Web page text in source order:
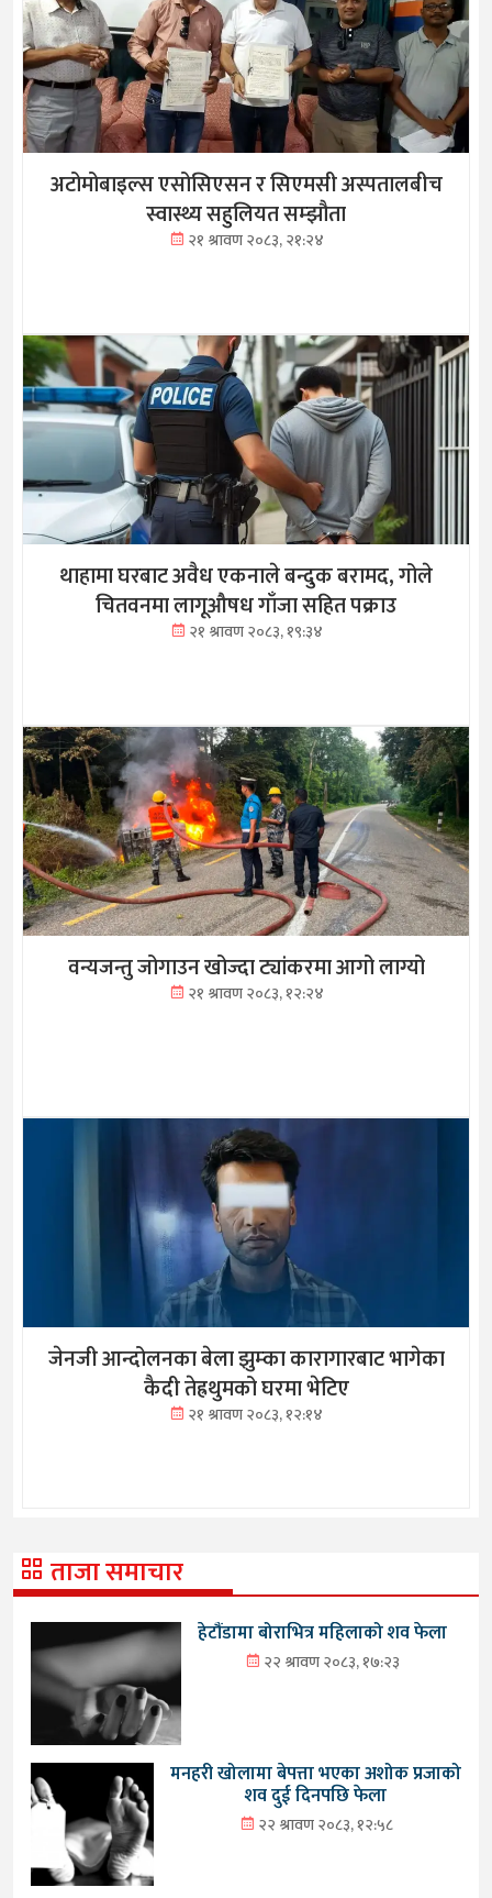
अटोमोबाइल्स एसोसिएसन र सिएमसी अस्पतालबीच
स्वास्थ्य सहुलियत सम्झौता
२१ श्रावण २०८३, २१:२४
थाहामा घरबाट अवैध एकनाले बन्दुक बरामद, गोले
चितवनमा लागूऔषध गाँजा सहित पक्राउ
२१ श्रावण २०८३, १९:३४
वन्यजन्तु जोगाउन खोज्दा ट्यांकरमा आगो लाग्यो
२१ श्रावण २०८३, १२:२४
जेनजी आन्दोलनका बेला झुम्का कारागारबाट भागेका
कैदी तेह्रथुमको घरमा भेटिए
२१ श्रावण २०८३, १२:१४
ताजा समाचार
हेटौंडामा बोराभित्र महिलाको शव फेला
२२ श्रावण २०८३, १७:२३
मनहरी खोलामा बेपत्ता भएका अशोक प्रजाको
शव दुई दिनपछि फेला
२२ श्रावण २०८३, १२:५८